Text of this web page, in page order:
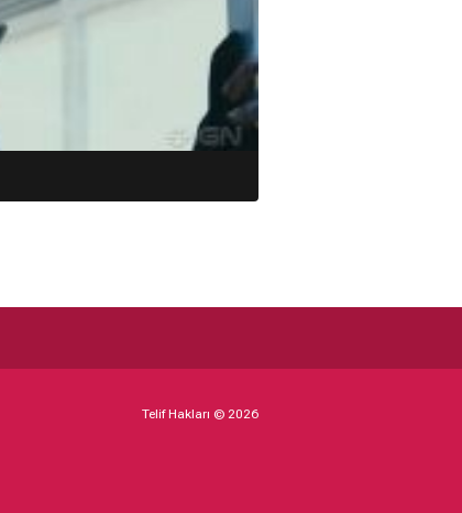
Telif Hakları © 2026